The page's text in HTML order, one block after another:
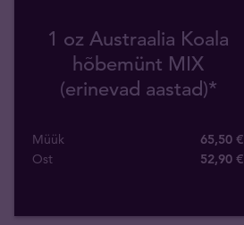
1 oz Austraalia Koala
hõbemünt MIX
(erinevad aastad)*
Müük
65,50 €
Ost
52,90 €